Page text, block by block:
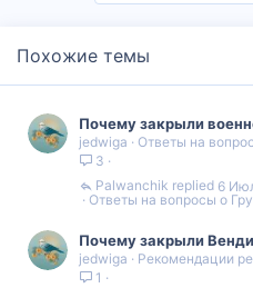
Похожие темы
Почему закрыли
jedwiga
Ответы на
3
Ответы на вопросы о
6
Palwanchik
Почему закрыли
jedwiga
Рекомендации
1